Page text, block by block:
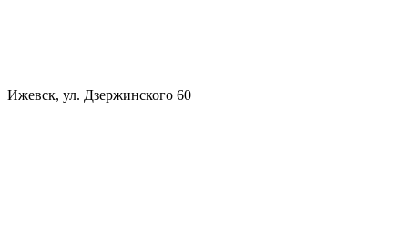
Ижевск, ул. Дзержинского 60